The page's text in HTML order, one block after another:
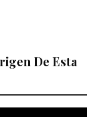
De Esta